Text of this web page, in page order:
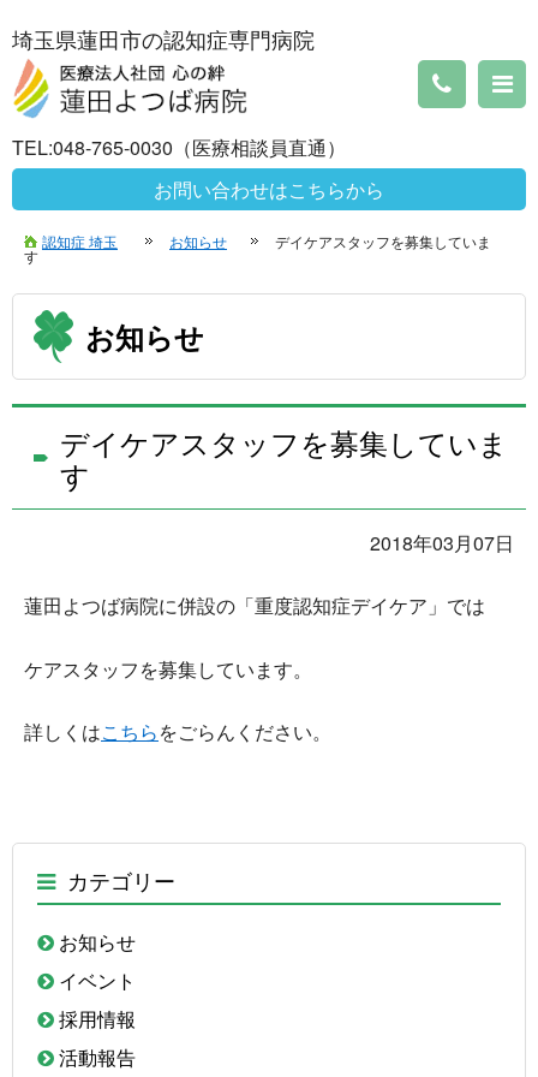
埼玉県蓮田市の認知症専門病院
TEL:048-765-0030（医療相談員直通）
お問い合わせはこちらから
認知症 埼玉 お知らせ デイケアスタッフを募集していま
す
お知らせ
デイケアスタッフを募集していま
す
2018年03月07日
蓮田よつば病院に併設の「重度認知症デイケア」では
ケアスタッフを募集しています。
詳しくはこちらをごらんください。
カテゴリー
お知らせ
イベント
採用情報
活動報告